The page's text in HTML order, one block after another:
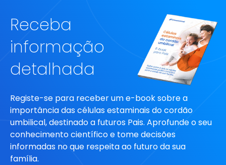
Receba
informação
detalhada
Registe-se para receber um e-book sobre a
importância das células estaminais do cordão
umbilical, destinado a futuros Pais. Aprofunde o seu
conhecimento científico e tome decisões
informadas no que respeita ao futuro da sua
família.